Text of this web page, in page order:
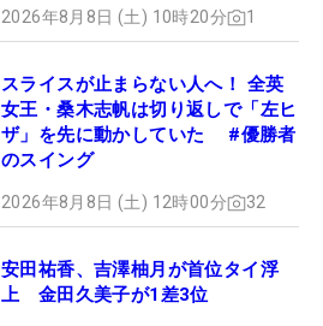
2026年8月8日 (土) 10時20分 1
スライスが止まらない人へ！ 全英
女王・桑木志帆は切り返しで「左ヒ
ザ」を先に動かしていた #優勝者
のスイング
2026年8月8日 (土) 12時00分 32
安田祐香、吉澤柚月が首位タイ浮
上 金田久美子が1差3位